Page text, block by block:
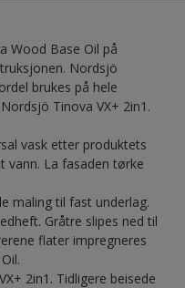
Wood Base Oil på
Nordsjö
brukes på hele
Tinova VX+ 2in1.
vask etter produktets
vann. La fasaden tørke
maling til fast underlag.
Gråtre slipes ned til
flater impregneres
2in1. Tidligere beisede